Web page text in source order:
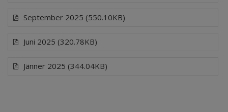
September 2025 (550.10KB)
Juni 2025 (320.78KB)
Jänner 2025 (344.04KB)